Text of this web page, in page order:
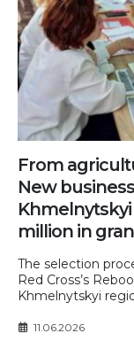
From
New
million in
The selection
Red Cross’s
Khmelnytskyi
11.06.2026